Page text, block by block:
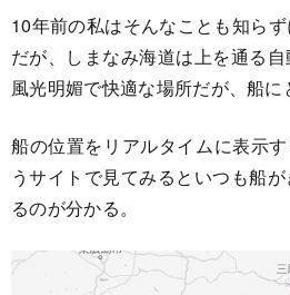
10年前の私はそんなことも知ら
だが、しまなみ海道は上を通る
風光明媚で快適な場所だが、船に
船の位置をリアルタイムに表示
うサイトで見てみるといつも船
るのが分かる。